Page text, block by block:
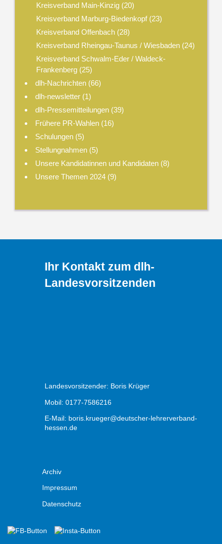
Kreisverband Main-Kinzig(20)
Kreisverband Marburg-Biedenkopf(23)
Kreisverband Offenbach(28)
Kreisverband Rheingau-Taunus / Wiesbaden(24)
Kreisverband Schwalm-Eder / Waldeck-
Frankenberg(25)
dlh-Nachrichten (66)
dlh-newsletter (1)
dlh-Pressemitteilungen (39)
Frühere PR-Wahlen (16)
Schulungen (5)
Stellungnahmen (5)
Unsere Kandidatinnen und Kandidaten (8)
Unsere Themen 2024 (9)
Ihr Kontakt zum dlh-
Landesvorsitzenden
Landesvorsitzender: Boris Krüger
Mobil: 0177-7586216
E-Mail: boris.krueger@deutscher-lehrerverband-
hessen.de
Archiv
Impressum
Datenschutz